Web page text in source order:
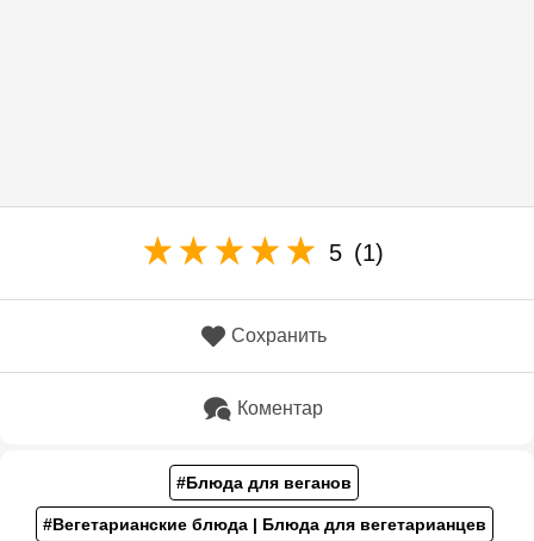
5 (1)
Сохранить
Коментар
#Блюда для веганов
#Вегетарианские блюда | Блюда для вегетарианцев